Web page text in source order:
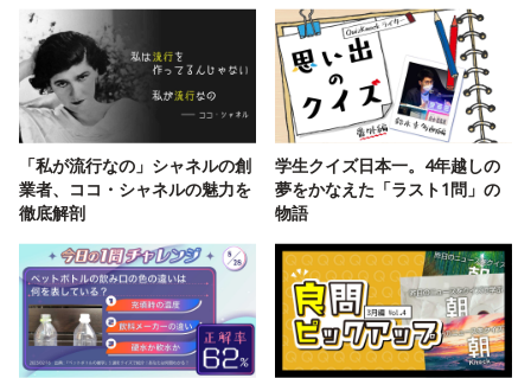
「私が流行なの」シャネルの創
業者、ココ・シャネルの魅力を
徹底解剖
学生クイズ日本一。4年越しの
夢をかなえた「ラスト1問」の
物語